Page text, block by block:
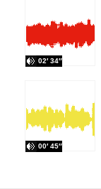
02′ 34″
00′ 45″